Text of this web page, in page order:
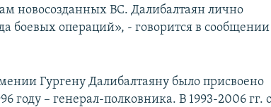
новосозданных ВС. Далибалтаян лично
боевых операций», - говорится в сообщении
Гургену Далибалтаяну было присвоено
году – генерал-полковника. В 1993-2006 гг.